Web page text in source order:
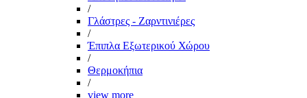
/
Γλάστρες - Ζαρντινιέρες
/
Έπιπλα Εξωτερικού Χώρου
/
Θερμοκήπια
/
view more